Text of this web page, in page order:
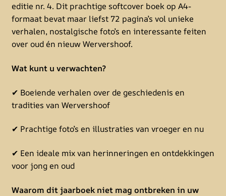
editie nr. 4. Dit prachtige softcover boek op A4-
formaat bevat maar liefst 72 pagina’s vol unieke
verhalen, nostalgische foto’s en interessante feiten
over oud én nieuw Wervershoof.
Wat kunt u verwachten?
✔ Boeiende verhalen over de geschiedenis en
tradities van Wervershoof
✔ Prachtige foto’s en illustraties van vroeger en nu
✔ Een ideale mix van herinneringen en ontdekkingen
voor jong en oud
Waarom dit jaarboek niet mag ontbreken in uw